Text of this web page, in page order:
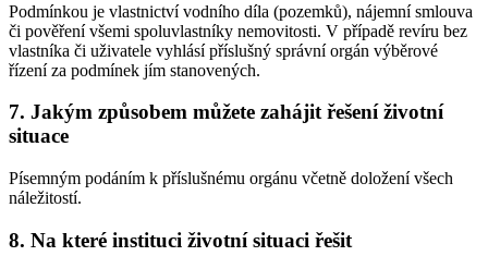
Podmínkou je vlastnictví vodního díla (pozemků), nájemní smlouva
či pověření všemi spoluvlastníky nemovitosti. V případě revíru bez
vlastníka či uživatele vyhlásí příslušný správní orgán výběrové
řízení za podmínek jím stanovených.
7. Jakým způsobem můžete zahájit řešení životní
situace
Písemným podáním k příslušnému orgánu včetně doložení všech
náležitostí.
8. Na které instituci životní situaci řešit